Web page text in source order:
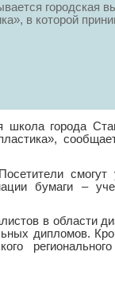
городская
в которой
города
смогут
бумаги –
в области
дипломов.